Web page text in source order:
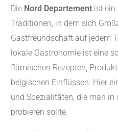
Die Nord Departement ist ein
Traditionen, in dem sich
Gastfreundschaft auf jedem
lokale Gastronomie ist eine
flämischen Rezepten,
belgischen Einflüssen. Hier
und Spezialitäten, die man in
probieren sollte.